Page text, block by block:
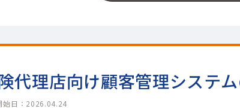
代理店向け顧客管理システ
始日：2026.04.24